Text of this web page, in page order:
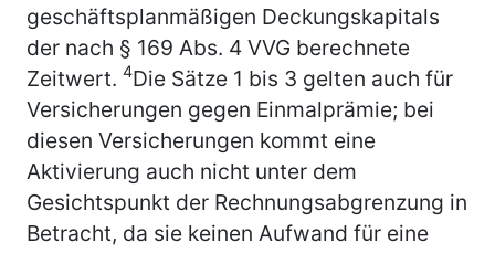
geschäftsplanmäßigen Deckungskapitals
der nach § 169 Abs. 4 VVG berechnete
Zeitwert. 4Die Sätze 1 bis 3 gelten auch für
Versicherungen gegen Einmalprämie; bei
diesen Versicherungen kommt eine
Aktivierung auch nicht unter dem
Gesichtspunkt der Rechnungsabgrenzung in
Betracht, da sie keinen Aufwand für eine